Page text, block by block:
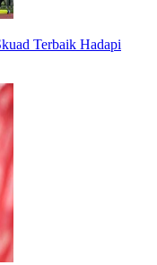
Terbaik Hadapi